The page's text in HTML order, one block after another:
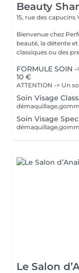
Beauty
15, rue des capucins
Bienvenue chez
beauté, la détente et le bien-être !
classiques ou des
FORMULE
10 €
Soin Visage
Soin Visage
Le Salon